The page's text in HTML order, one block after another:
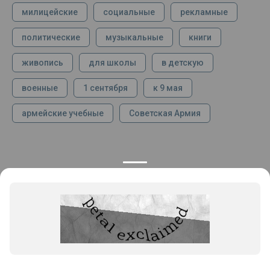
милицейские социальные рекламные
политические музыкальные книги
живопись для школы в детскую
военные 1 сентября к 9 мая
армейские учебные Советская Армия
ПРОДУКЦИЯ
Каталог